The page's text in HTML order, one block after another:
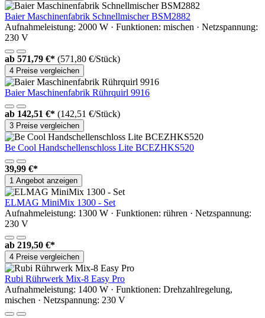
Baier Maschinenfabrik Schnellmischer BSM2882
Aufnahmeleistung: 2000 W · Funktionen: mischen · Netzspannung:
230 V
ab 571,79 €* (571,80 €/Stück)
4 Preise vergleichen
Baier Maschinenfabrik Rührquirl 9916
ab 142,51 €* (142,51 €/Stück)
3 Preise vergleichen
Be Cool Handschellenschloss Lite BCEZHKS520
39,99 €*
1 Angebot anzeigen
ELMAG MiniMix 1300 - Set
Aufnahmeleistung: 1300 W · Funktionen: rühren · Netzspannung:
230 V
ab 219,50 €*
4 Preise vergleichen
Rubi Rührwerk Mix-8 Easy Pro
Aufnahmeleistung: 1400 W · Funktionen: Drehzahlregelung,
mischen · Netzspannung: 230 V